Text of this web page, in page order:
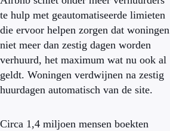
te hulp met geautomatiseerde limieten
die ervoor helpen zorgen dat woningen
niet meer dan zestig dagen worden
verhuurd, het maximum wat nu ook al
geldt. Woningen verdwijnen na zestig
huurdagen automatisch van de site.
Circa 1,4 miljoen mensen boekten